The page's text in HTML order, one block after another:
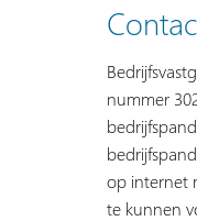
nummer
op internet
te kunnen